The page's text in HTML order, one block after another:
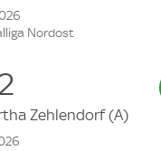
Nordost
Zehlendorf(A)